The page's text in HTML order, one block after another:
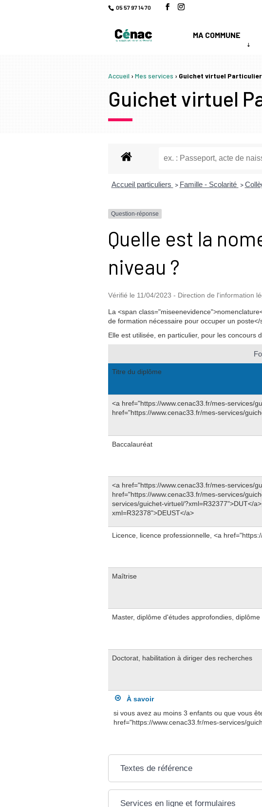
05 57 97 14 70
MA COMMUNE
Accueil›Mes services›Guichet virtuel Particulier
Guichet virtuel
Accueil particuliers > Famille - Scolarité >
Question-réponse
Quelle est la
niveau ?
Vérifié le 11/04/2023 - Direction de l'information
La <span
de formation nécessaire pour occuper un
Elle est utilisée, en particulier, pour les concours
Titre du diplôme
<a href="https://www.cenac33.fr/mes-services/
href="https://www.cenac33.fr/mes-services/
Baccalauréat
<a href="https://www.cenac33.fr/mes-services/
href="https://www.cenac33.fr/mes-services/
services/guichet-virtuel/?xml=R32377">DUT</
xml=R32378">DEUST</a>
Licence, licence professionnelle, <a
Maîtrise
Master, diplôme d'études approfondies,
Doctorat, habilitation à diriger des recherches
À savoir
si vous avez au moins 3 enfants ou que vous
href="https://www.cenac33.fr/mes-services/
Textes de référence
Services en ligne et formulaires